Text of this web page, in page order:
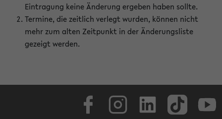
Eintragung keine Änderung ergeben haben sollte.
Termine, die zeitlich verlegt wurden, können nicht
mehr zum alten Zeitpunkt in der Änderungsliste
gezeigt werden.